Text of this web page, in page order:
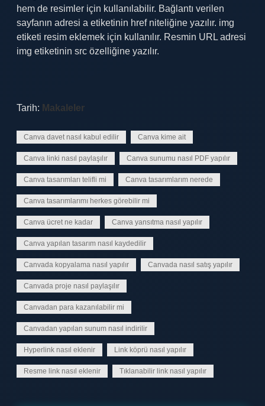
hem de resimler için kullanılabilir. Bağlantı verilen
sayfanın adresi a etiketinin href niteliğine yazılır. img
etiketi resim eklemek için kullanılır. Resmin URL adresi
img etiketinin src özelliğine yazılır.
Tarih: Makaleler
Canva davet nasıl kabul edilir Canva kime ait
Canva linki nasıl paylaşılır Canva sunumu nasıl PDF yapılır
Canva tasarımları telifli mi Canva tasarımlarım nerede
Canva tasarımlarımı herkes görebilir mi
Canva ücret ne kadar Canva yansıtma nasıl yapılır
Canva yapılan tasarım nasıl kaydedilir
Canvada kopyalama nasıl yapılır Canvada nasıl satış yapılır
Canvada proje nasıl paylaşılır
Canvadan para kazanılabilir mi
Canvadan yapılan sunum nasıl indirilir
Hyperlink nasıl eklenir Link köprü nasıl yapılır
Resme link nasıl eklenir Tıklanabilir link nasıl yapılır